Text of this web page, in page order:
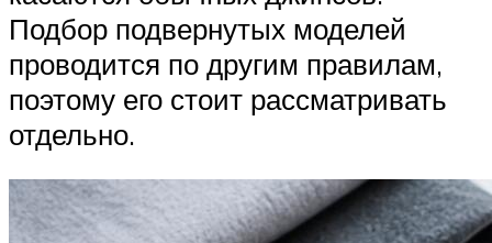
Подбор подвернутых моделей
проводится по другим правилам,
поэтому его стоит рассматривать
отдельно.